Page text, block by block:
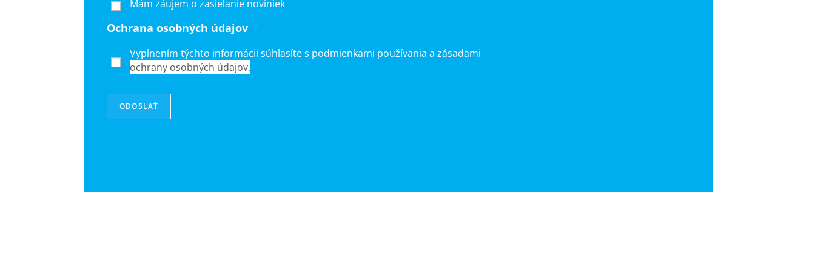
Mám záujem o zasielanie noviniek
Ochrana osobných údajov *
Vyplnením týchto informácii súhlasíte s podmienkami používania a zásadami
ochrany osobných údajov.
ODOSLAŤ